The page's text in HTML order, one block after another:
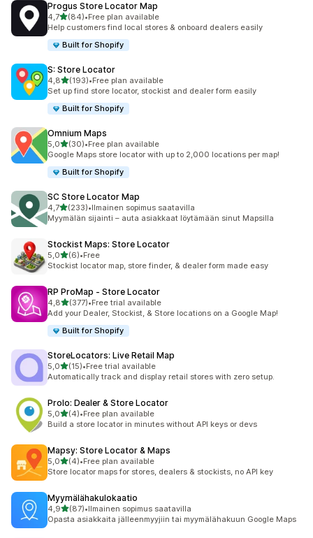
Progus Store Locator Map
4,7/ 5 tähteä
(84)
84 arvostelua yhteensä
•Free plan available
Help customers find local stores & onboard dealers easily
Built for Shopify
S: Store Locator
4,8/ 5 tähteä
(193)
193 arvostelua yhteensä
•Free plan available
Set up find store locator, stockist and dealer form easily
Built for Shopify
Omnium Maps
5,0/ 5 tähteä
(30)
30 arvostelua yhteensä
•Free plan available
Google Maps store locator with up to 2,000 locations per map!
Built for Shopify
SC Store Locator Map
4,7/ 5 tähteä
(233)
233 arvostelua yhteensä
•Ilmainen sopimus saatavilla
Myymälän sijainti – auta asiakkaat löytämään sinut Mapsilla
Stockist Maps: Store Locator
5,0/ 5 tähteä
(6)
6 arvostelua yhteensä
•Free
Stockist locator map, store finder, & dealer form made easy
RP ProMap ‑ Store Locator
4,8/ 5 tähteä
(377)
377 arvostelua yhteensä
•Free trial available
Add your Dealer, Stockist, & Store locations on a Google Map!
Built for Shopify
StoreLocators: Live Retail Map
5,0/ 5 tähteä
(15)
15 arvostelua yhteensä
•Free trial available
Automatically track and display retail stores with zero setup.
Prolo: Dealer & Store Locator
5,0/ 5 tähteä
(4)
4 arvostelua yhteensä
•Free plan available
Build a store locator in minutes without API keys or devs
Mapsy: Store Locator & Maps
5,0/ 5 tähteä
(4)
4 arvostelua yhteensä
•Free plan available
Store locator maps for stores, dealers & stockists, no API key
Myymälähakulokaatio
4,9/ 5 tähteä
(87)
87 arvostelua yhteensä
•Ilmainen sopimus saatavilla
Opasta asiakkaita jälleenmyyjiin tai myymälähakuun Google Maps